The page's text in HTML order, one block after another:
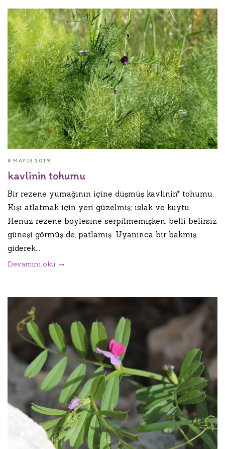
8 MAYIS 2019
kavlinin tohumu
Bir rezene yumağının içine düşmüş kavlinin* tohumu.
Kışı atlatmak için yeri güzelmiş; ıslak ve kuytu.
Henüz rezene böylesine serpilmemişken, belli belirsiz
güneşi görmüş de, patlamış. Uyanınca bir bakmış
giderek...
Devamını oku